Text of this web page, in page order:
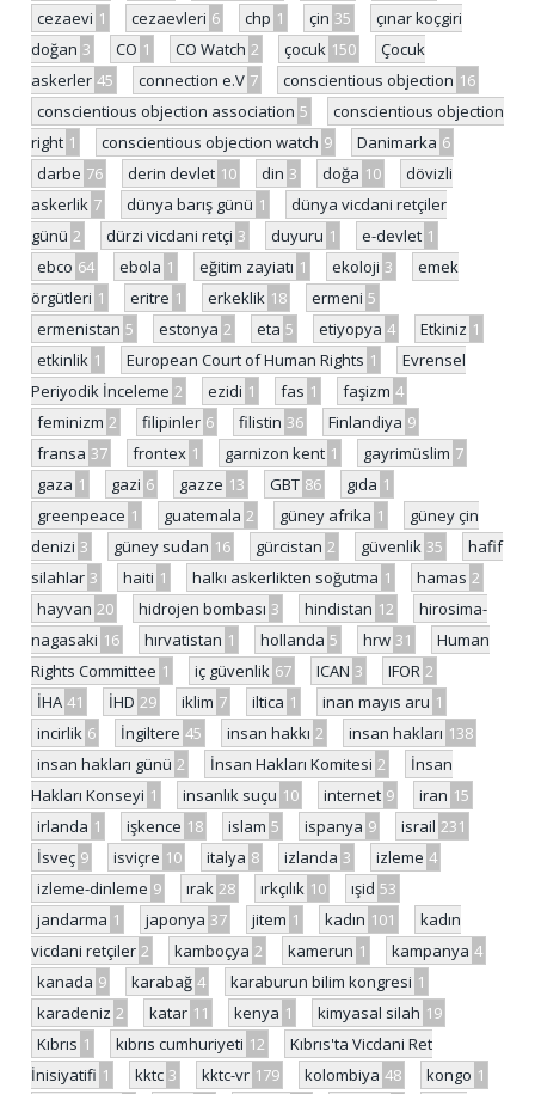
cezaevi 1 cezaevleri 6 chp 1 çin 35
çınar koçgiri
doğan 3 CO 1 CO Watch 2 çocuk 150
Çocuk
askerler 45 connection e.V 7 conscientious objection 16
conscientious objection association 5
conscientious objection
right 1 conscientious objection watch 9 Danimarka 6
darbe 76 derin devlet 10 din 3 doğa 10
dövizli
askerlik 7 dünya barış günü 1
dünya vicdani retçiler
günü 2 dürzi vicdani retçi 3 duyuru 1 e-devlet 1
ebco 64 ebola 1 eğitim zayiatı 1 ekoloji 3
emek
örgütleri 1 eritre 1 erkeklik 18 ermeni 5
ermenistan 5 estonya 2 eta 5 etiyopya 4 Etkiniz 1
etkinlik 1 European Court of Human Rights 1
Evrensel
Periyodik İnceleme 2 ezidi 1 fas 1 faşizm 4
feminizm 2 filipinler 6 filistin 36 Finlandiya 9
fransa 37 frontex 1 garnizon kent 1 gayrimüslim 7
gaza 1 gazi 6 gazze 13 GBT 86 gıda 1
greenpeace 1 guatemala 2 güney afrika 1
güney çin
denizi 3 güney sudan 16 gürcistan 2 güvenlik 35
hafif
silahlar 3 haiti 1 halkı askerlikten soğutma 1 hamas 2
hayvan 20 hidrojen bombası 3 hindistan 12
hirosima-
nagasaki 16 hırvatistan 1 hollanda 5 hrw 31
Human
Rights Committee 1 iç güvenlik 67 ICAN 3 IFOR 2
İHA 41 İHD 29 iklim 7 iltica 1 inan mayıs aru 1
incirlik 6 İngiltere 45 insan hakkı 2 insan hakları 138
insan hakları günü 2 İnsan Hakları Komitesi 2
İnsan
Hakları Konseyi 1 insanlık suçu 10 internet 9 iran 15
irlanda 1 işkence 18 islam 5 ispanya 9 israil 231
İsveç 9 isviçre 10 italya 8 izlanda 3 izleme 4
izleme-dinleme 9 ırak 28 ırkçılık 10 ışid 53
jandarma 1 japonya 37 jitem 1 kadın 101
kadın
vicdani retçiler 2 kamboçya 2 kamerun 1 kampanya 4
kanada 9 karabağ 4 karaburun bilim kongresi 1
karadeniz 2 katar 11 kenya 1 kimyasal silah 19
Kıbrıs 1 kıbrıs cumhuriyeti 12
Kıbrıs'ta Vicdani Ret
İnisiyatifi 1 kktc 3 kktc-vr 179 kolombiya 48 kongo 1